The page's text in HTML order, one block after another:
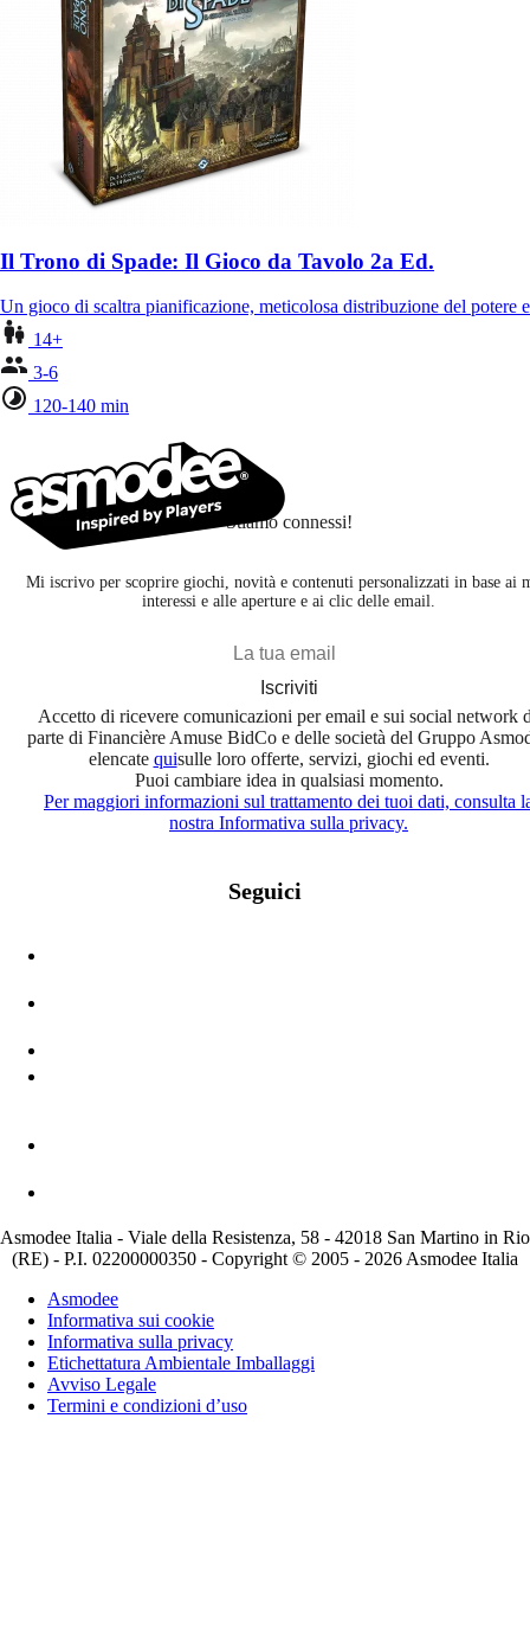
Il Trono di Spade: Il Gioco da Tavolo 2a Ed.
Un gioco di scaltra pianificazione, meticolosa distribuzione del
14+
3-6
120-140 min
Stiamo connessi!
Mi iscrivo per scoprire giochi, novità e contenuti personalizzati in base ai
interessi e alle aperture e ai clic delle email.
Iscriviti
Accetto di ricevere comunicazioni per email e sui social network
parte di Financière Amuse BidCo e delle società del Gruppo
elencate quisulle loro offerte, servizi, giochi ed eventi.
Puoi cambiare idea in qualsiasi momento.
Per maggiori informazioni sul trattamento dei tuoi dati, consulta
nostra Informativa sulla privacy.
Seguici
Asmodee Italia - Viale della Resistenza, 58 - 42018 San Martino in Rio
(RE) - P.I. 02200000350 - Copyright © 2005 - 2026 Asmodee Italia
Asmodee
Informativa sui cookie
Informativa sulla privacy
Etichettatura Ambientale Imballaggi
Avviso Legale
Termini e condizioni d’uso